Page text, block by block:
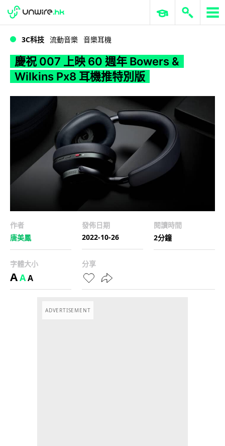
WWDC 2026 ERP 與商業 AI
3C科技 流動音樂 音樂耳機
慶祝 007 上映 60 週年 Bowers &
Wilkins Px8 耳機推特別版
作者
唐美鳳
發佈日期
2022-10-26
閱讀時間
2分鐘
字體大小
AAA
分享
ADVERTISEMENT